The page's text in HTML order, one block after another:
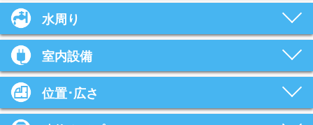
水周り
室内設備
位置･広さ